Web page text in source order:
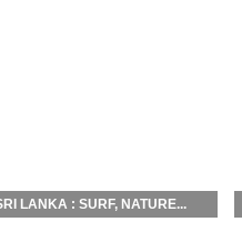
LANKA : SURF, NATURE...